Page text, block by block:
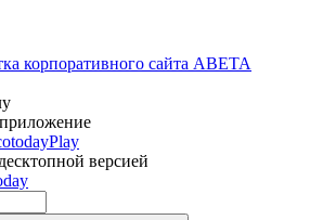
корпоративного сайта ABETA
версией